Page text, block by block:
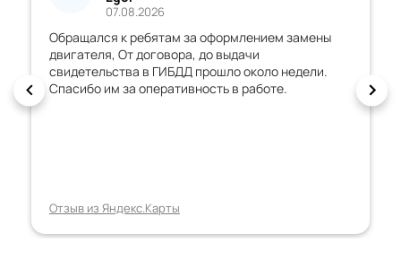
07.08.2026
Обращался к ребятам за оформлением замены
двигателя, От договора, до выдачи
свидетельства в ГИБДД прошло около недели.
Спасибо им за оперативность в работе.
Отзыв из Яндекс.Карты